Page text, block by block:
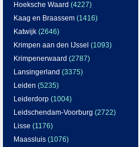
Hoeksche Waard (4227)
Kaag en Braassem (1416)
Katwijk (2646)
Krimpen aan den IJssel (1093)
Krimpenerwaard (2787)
Lansingerland (3375)
Leiden (5235)
Leiderdorp (1004)
Leidschendam-Voorburg (2722)
Lisse (1176)
Maassluis (1076)